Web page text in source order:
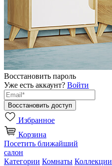
Восстановить пароль
Уже есть аккаунт? Войти
Избранное
Корзина
Посетить ближайший
салон
Категории Комнаты Коллекции